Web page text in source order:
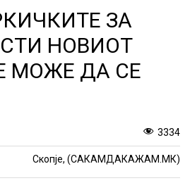
ЗА
НОВИОТ
МОЖЕ ДА СЕ
3334
Скопје, (САКАМДАКАЖАМ.МК)